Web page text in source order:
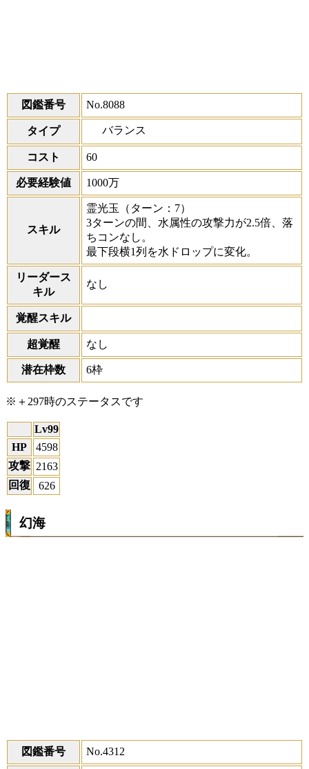
図鑑番号 No.8088
タイプ バランス
コスト 60
必要経験値 1000万
スキル
霊光玉
（ターン：7）
3ターンの間、水属性の攻撃力が2.5倍、落
ちコンなし。
最下段横1列を水ドロップに変化。
リーダース
キル
なし
覚醒スキル
超覚醒 なし
潜在枠数 6枠
※＋297時のステータスです
Lv99
HP
4598
攻撃 2163
回復
626
幻海
図鑑番号 No.4312